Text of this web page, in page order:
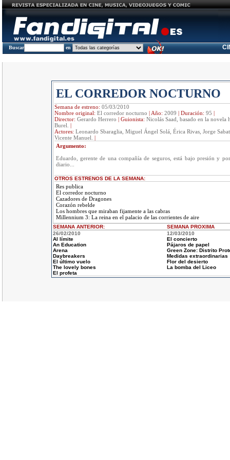
Buscar en
EL CORREDOR NOCTURNO
Semana de estreno: 05/03/2010
Nombre original: El corredor nocturno | Año: 2009 | Duración: 95 |
Director: Gerardo Herrero | Guionista: Nicolás Saad, basado en la novela
Burel. |
Actores: Leonardo Sbaraglia, Miguel Ángel Solá, Érica Rivas, Jorge
Vicente Manuel. |
Argumento:
Eduardo, gerente de una compañía de seguros, está bajo presión y
diario...
OTROS ESTRENOS DE LA SEMANA:
Res publica
El corredor nocturno
Cazadores de Dragones
Corazón rebelde
Los hombres que miraban fijamente a las cabras
Millennium 3: La reina en el palacio de las corrientes de aire
SEMANA ANTERIOR: SEMANA PROXIMA
26/02/2010
Al límite
An Education
Arena
Daybreakers
El último vuelo
The lovely bones
El profeta
12/03/2010
El concierto
Pájaros de papel
Green Zone: Distrito
Medidas extraordinarias
Flor del desierto
La bomba del Liceo